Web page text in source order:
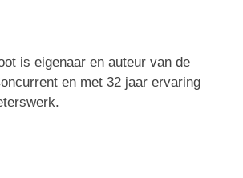
is eigenaar en auteur van de
en met 32 jaar ervaring